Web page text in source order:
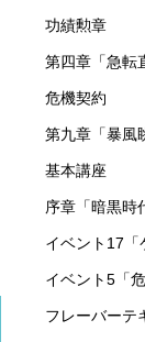
功績勲章
第四章「急転
危機契約
第九章「暴風
基本講座
序章「暗黒時
イベント17「
イベント5「
フレーバーテ